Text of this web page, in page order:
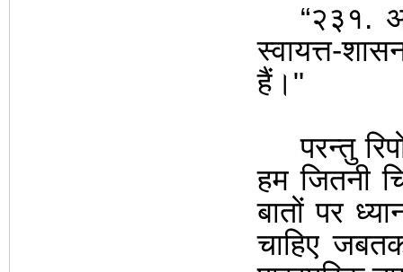
“२३१.
स्वायत्त-
हैं।"
परन्तु
हम जितनी
बातों पर
चाहिए जबतक